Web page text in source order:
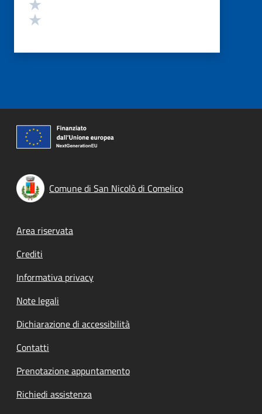
Comune di San Nicolò di Comelico
Footer menu
Area riservata
Crediti
Informativa privacy
Note legali
Dichiarazione di accessibilità
Contatti
Prenotazione appuntamento
Richiedi assistenza